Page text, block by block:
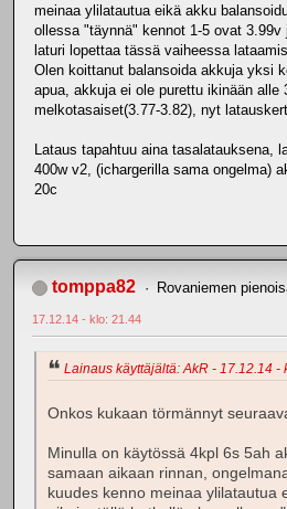
meinaa ylilatautua eikä akku
ollessa "täynnä" kennot 1-5 ovat 3.99v
laturi lopettaa tässä vaiheessa
Olen koittanut balansoida akkuja yksi
apua, akkuja ei ole purettu ikinään alle
melkotasaiset(3.77-3.82), nyt
Lataus tapahtuu aina tasalatauksena,
400w v2, (ichargerilla sama ongelma)
20c
tomppa82 Rovaniemen
17.12.14 - klo: 21.44
Lainaus käyttäjältä: AkR - 17.12.14 -
Onkos kukaan törmännyt
Minulla on käytössä 4kpl 6s 5ah
samaan aikaan rinnan,
kuudes kenno meinaa ylilatautua